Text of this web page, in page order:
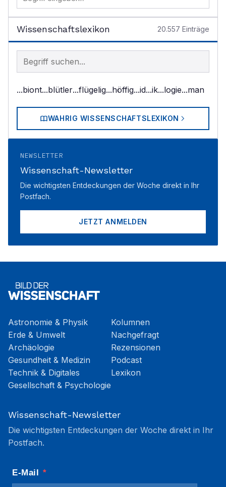
Wissenschaftslexikon 20.557 Einträge
Begriff im Lexikon suchen
...biont...blütler...flügelig...höffig...id...ik...logie...man
WAHRIG WISSENSCHAFTSLEXIKON
NEWSLETTER
Wissenschaft-Newsletter
Die wichtigsten Entdeckungen der Woche direkt in Ihr
Postfach.
JETZT ANMELDEN
Astronomie & Physik
Erde & Umwelt
Archäologie
Gesundheit & Medizin
Technik & Digitales
Gesellschaft & Psychologie
Kolumnen
Nachgefragt
Rezensionen
Podcast
Lexikon
Wissenschaft-Newsletter
Die wichtigsten Entdeckungen der Woche direkt in Ihr
Postfach.